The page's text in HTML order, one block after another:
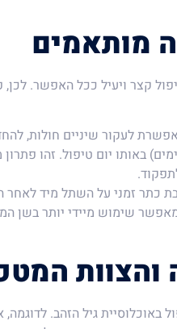
מותאמים
קצר ויעיל ככל האפשר.
לעקור שיניים חולות,
באותו יום טיפול. זהו
כתר זמני על השתל מיד לאחר
שימוש מיידי יותר בשן
באוכלוסיית גיל הזהב.